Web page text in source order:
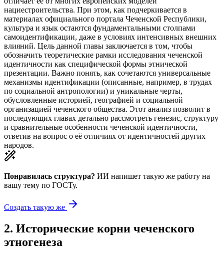
нациестроительства. При этом, как подчеркивается в
материалах официального портала Чеченской Республики,
культура и язык остаются фундаментальными столпами
самоидентификации, даже в условиях интенсивных внешних
влияний. Цель данной главы заключается в том, чтобы
обозначить теоретические рамки исследования чеченской
идентичности как специфической формы этнической
презентации. Важно понять, как сочетаются универсальные
механизмы идентификации (описанные, например, в трудах
по социальной антропологии) и уникальные черты,
обусловленные историей, географией и социальной
организацией чеченского общества. Этот анализ позволит в
последующих главах детально рассмотреть генезис, структуру
и сравнительные особенности чеченской идентичности,
ответив на вопрос о её отличиях от идентичностей других
народов.
Понравилась структура? ИИ напишет такую же работу на
вашу тему по ГОСТу.
Создать такую же
2. Исторические корни чеченского
этногенеза